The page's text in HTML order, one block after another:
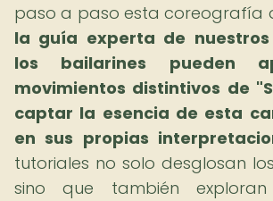
paso a paso esta coreografía
la guía experta de nuestros
los bailarines pueden
movimientos distintivos de
captar la esencia de esta
en sus propias
tutoriales no solo desglosan
sino que también